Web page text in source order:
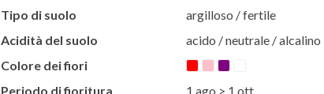
Tipo di suolo
argilloso / fertile
Acidità del suolo
acido / neutrale / alcalino
Colore dei fiori
Periodo di fioritura
1 ago > 1 ott